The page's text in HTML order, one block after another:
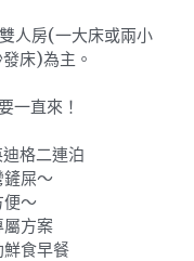
人房(一大床或兩小
床)為主。
一直來！
格二連泊
鏟屎～
便～
屬方案
食早餐